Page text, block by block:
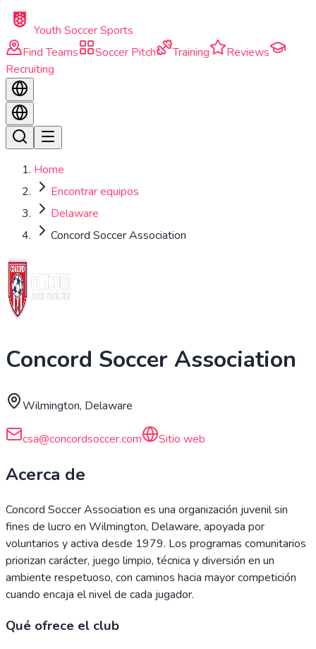
Skip to main content
Youth Soccer Sports
Find Teams
Soccer Pitch Training
Reviews
Recruiting
Home
Encontrar equipos
Delaware
Concord Soccer Association
Concord Soccer Association
Wilmington, Delaware
csa@concordsoccer.com Sitio web
Acerca de
Concord Soccer Association es una organización juvenil sin
fines de lucro en Wilmington, Delaware, apoyada por
voluntarios y activa desde 1979. Los programas comunitarios
priorizan carácter, juego limpio, técnica y diversión en un
ambiente respetuoso, con caminos hacia mayor competición
cuando encaja el nivel de cada jugador.
Qué ofrece el club